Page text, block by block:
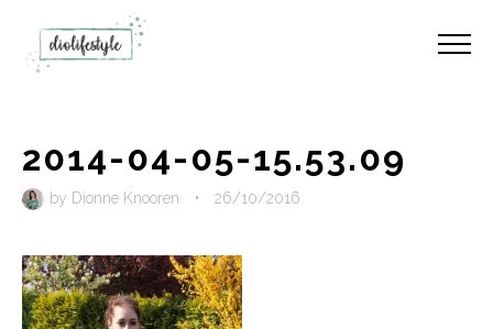
2014-04-05-15.53.09
by Dionne Knooren • 26/10/2016